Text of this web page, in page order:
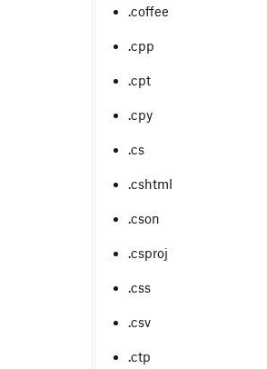
.coffee
.cpp
.cpt
.cpy
.cs
.cshtml
.cson
.csproj
.css
.csv
.ctp